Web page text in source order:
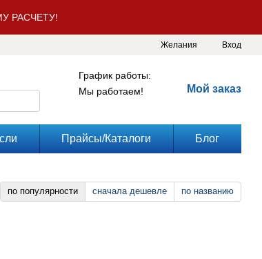
РАСЧЕТУ!
Желания Вход
График работы:
Мы работаем!
Мой заказ
Прайсы/Каталоги Блог
по популярности сначала дешевле по названию